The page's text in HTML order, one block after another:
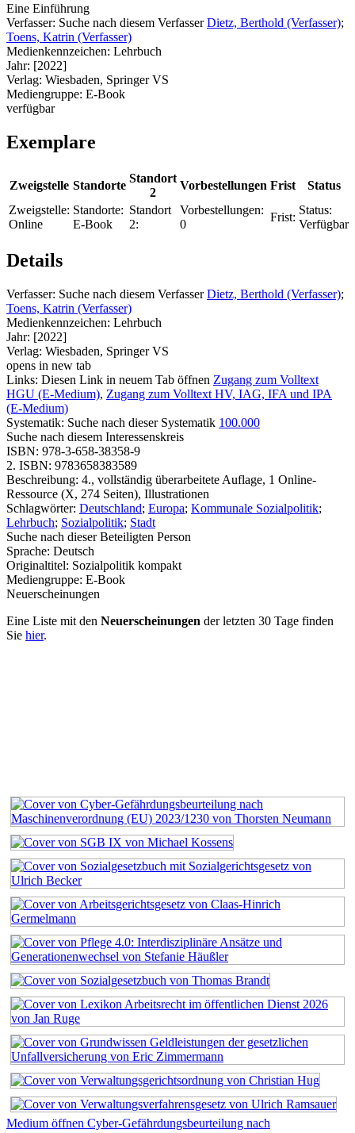
Eine Einführung
Verfasser: Suche nach diesem Verfasser Dietz, Berthold (Verfasser);
Toens, Katrin (Verfasser)
Medienkennzeichen: Lehrbuch
Jahr: [2022]
Verlag: Wiesbaden, Springer VS
Mediengruppe: E-Book
verfügbar
Exemplare
Zweigstelle Standorte
Standort
2
Vorbestellungen Frist
Status
Zweigstelle:
Online
Standorte:
E-Book
Standort
2:
Vorbestellungen:
0
Frist:
Status:
Verfügbar
Details
Verfasser: Suche nach diesem Verfasser Dietz, Berthold (Verfasser);
Toens, Katrin (Verfasser)
Medienkennzeichen: Lehrbuch
Jahr: [2022]
Verlag: Wiesbaden, Springer VS
opens in new tab
Links: Diesen Link in neuem Tab öffnen Zugang zum Volltext
HGU (E-Medium), Zugang zum Volltext HV, IAG, IFA und IPA
(E-Medium)
Systematik: Suche nach dieser Systematik 100.000
Suche nach diesem Interessenskreis
ISBN: 978-3-658-38358-9
2. ISBN: 9783658383589
Beschreibung: 4., vollständig überarbeitete Auflage, 1 Online-
Ressource (X, 274 Seiten), Illustrationen
Schlagwörter: Deutschland; Europa; Kommunale Sozialpolitik;
Lehrbuch; Sozialpolitik; Stadt
Suche nach dieser Beteiligten Person
Sprache: Deutsch
Originaltitel: Sozialpolitik kompakt
Mediengruppe: E-Book
Neuerscheinungen
Eine Liste mit den Neuerscheinungen der letzten 30 Tage finden
Sie hier.
Medium öffnen Cyber-Gefährdungsbeurteilung nach